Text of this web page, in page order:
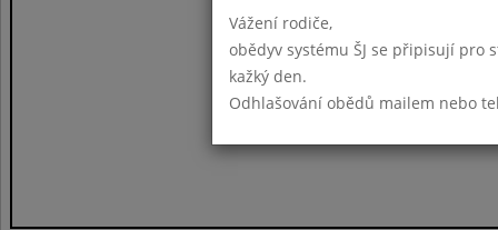
Vážení rodiče,
obědyv systému ŠJ se připisují pro
kažký den.
Odhlašování obědů mailem nebo